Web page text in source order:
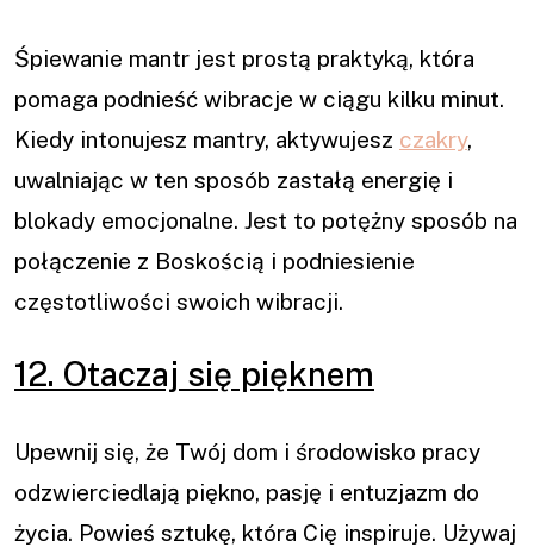
Śpiewanie mantr jest prostą praktyką, która
pomaga podnieść wibracje w ciągu kilku minut.
Kiedy intonujesz mantry, aktywujesz czakry,
uwalniając w ten sposób zastałą energię i
blokady emocjonalne. Jest to potężny sposób na
połączenie z Boskością i podniesienie
częstotliwości swoich wibracji.
12. Otaczaj się pięknem
Upewnij się, że Twój dom i środowisko pracy
odzwierciedlają piękno, pasję i entuzjazm do
życia. Powieś sztukę, która Cię inspiruje. Używaj